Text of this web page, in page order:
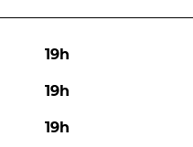
19h
19h
19h